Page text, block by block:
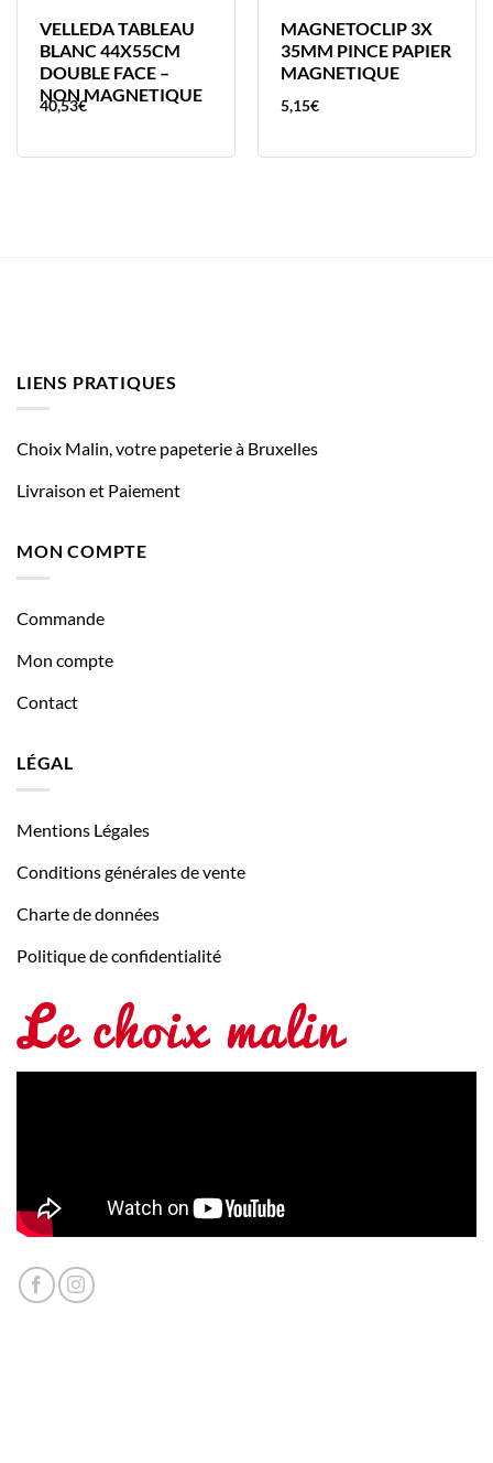
VELLEDA TABLEAU
BLANC 44X55CM
DOUBLE FACE –
NON MAGNETIQUE
40,53€
MAGNETOCLIP 3X
35MM PINCE PAPIER
MAGNETIQUE
5,15€
LIENS PRATIQUES
Choix Malin, votre papeterie à Bruxelles
Livraison et Paiement
MON COMPTE
Commande
Mon compte
Contact
LÉGAL
Mentions Légales
Conditions générales de vente
Charte de données
Politique de confidentialité